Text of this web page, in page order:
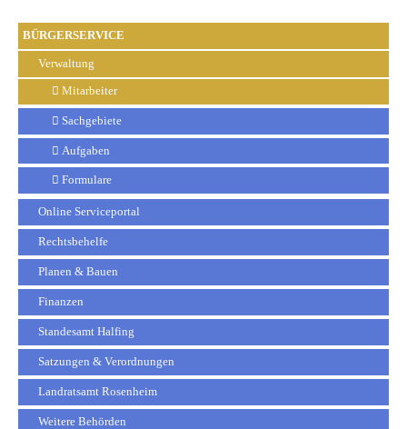
BÜRGERSERVICE
Verwaltung
Mitarbeiter
Sachgebiete
Aufgaben
Formulare
Online Serviceportal
Rechtsbehelfe
Planen & Bauen
Finanzen
Standesamt Halfing
Satzungen & Verordnungen
Landratsamt Rosenheim
Weitere Behörden